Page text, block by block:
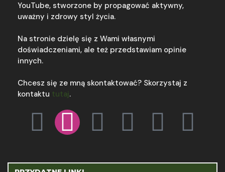
YouTube, stworzone by propagować aktywny,
uważny i zdrowy styl życia.
Na stronie dzielę się z Wami własnymi
doświadczeniami, ale też przedstawiam opinie
innych.
Chcesz się ze mną skontaktować? Skorzystaj z
kontaktu tutaj.